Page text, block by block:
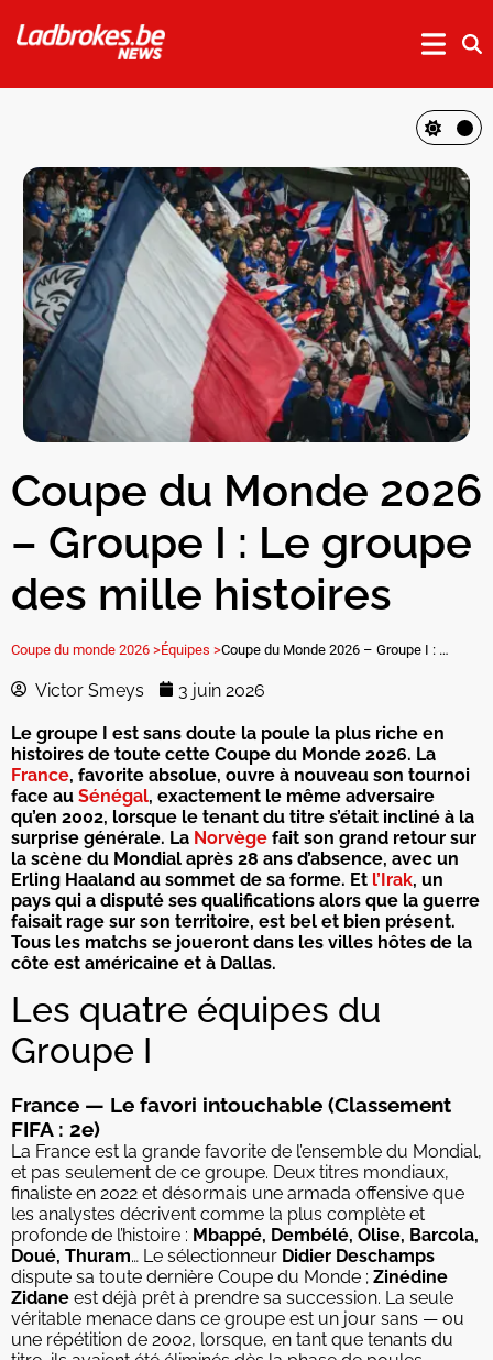
Coupe du Monde 2026
– Groupe I : Le groupe
des mille histoires
Coupe du monde 2026 >Équipes > Coupe du Monde 2026 – Groupe I : Le groupe des mille histoires
Victor Smeys 3 juin 2026
Le groupe I est sans doute la poule la plus riche en
histoires de toute cette Coupe du Monde 2026. La
France, favorite absolue, ouvre à nouveau son tournoi
face au Sénégal, exactement le même adversaire
qu’en 2002, lorsque le tenant du titre s’était incliné à la
surprise générale. La Norvège fait son grand retour sur
la scène du Mondial après 28 ans d’absence, avec un
Erling Haaland au sommet de sa forme. Et l’Irak, un
pays qui a disputé ses qualifications alors que la guerre
faisait rage sur son territoire, est bel et bien présent.
Tous les matchs se joueront dans les villes hôtes de la
côte est américaine et à Dallas.
Les quatre équipes du
Groupe I
France — Le favori intouchable (Classement
FIFA : 2e)
La France est la grande favorite de l’ensemble du Mondial,
et pas seulement de ce groupe. Deux titres mondiaux,
finaliste en 2022 et désormais une armada offensive que
les analystes décrivent comme la plus complète et
profonde de l’histoire : Mbappé, Dembélé, Olise, Barcola,
Doué, Thuram… Le sélectionneur Didier Deschamps
dispute sa toute dernière Coupe du Monde ; Zinédine
Zidane est déjà prêt à prendre sa succession. La seule
véritable menace dans ce groupe est un jour sans — ou
une répétition de 2002, lorsque, en tant que tenants du